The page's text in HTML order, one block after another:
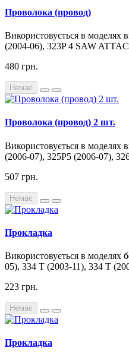
Проволока (провод)
Використовується в моделях
(2004-06), 323P 4 SAW
480 грн.
Немає
Проволока (провод) 2 шт.
Використовується в моделях
(2006-07), 325P5 (2006-07),
507 грн.
Немає
Прокладка
Використовується в моделях
05), 334 T (2003-11), 334 T
223 грн.
Немає
Прокладка